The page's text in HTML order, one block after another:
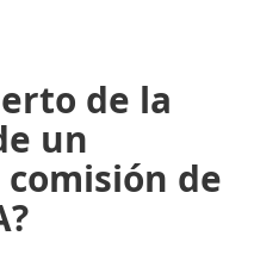
de la
un
de